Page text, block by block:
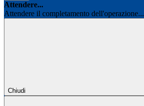
Attendere...
Attendere il completamento dell'operazione...
Chiudi